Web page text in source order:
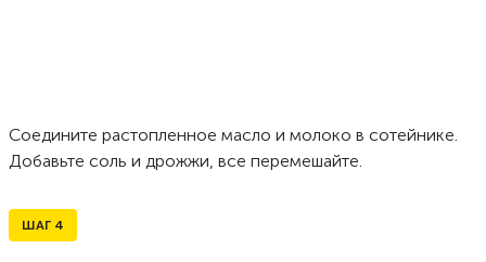
Соедините растопленное масло и молоко в сотейнике.
Добавьте соль и дрожжи, все перемешайте.
ШАГ 4